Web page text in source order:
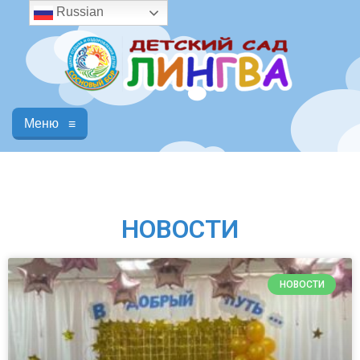
Меню ≡
НОВОСТИ
НОВОСТИ
Russian